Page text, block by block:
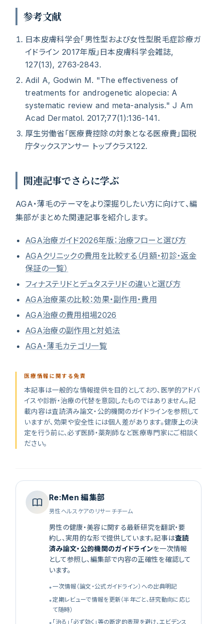
参考文献
日本皮膚科学会「男性型および女性型脱毛症診療ガ
イドライン 2017年版」日本皮膚科学会雑誌,
127(13), 2763-2843.
Adil A, Godwin M. "The effectiveness of
treatments for androgenetic alopecia: A
systematic review and meta-analysis." J Am
Acad Dermatol. 2017;77(1):136-141.
厚生労働省「医療費控除の対象となる医療費」国税
庁タックスアンサー トップクラス122.
関連記事でさらに学ぶ
AGA・薄毛のテーマをより深掘りしたい方に向けて、編
集部がまとめた関連記事を紹介します。
AGA治療ガイド2026年版：治療フローと選び方
AGAクリニックの費用を比較する（月額・初診・返金
保証の一覧）
フィナステリドとデュタステリドの違いと選び方
AGA治療薬の比較：効果・副作用・費用
AGA治療の費用相場2026
AGA治療の副作用と対処法
AGA・薄毛カテゴリ一覧
医療情報に関する免責
本記事は一般的な情報提供を目的としており、医学的アドバ
イスや診断・治療の代替を意図したものではありません。記
載内容は査読済み論文・公的機関のガイドラインを参照して
いますが、効果や安全性には個人差があります。健康上の決
定を行う前に、必ず医師・薬剤師など医療専門家にご相談く
ださい。
Re:Men 編集部
男性ヘルスケアのリサーチチーム
男性の健康・美容に関する最新研究を翻訳・要
約し、実用的な形で提供しています。記事は査読
済み論文・公的機関のガイドラインを一次情報
として参照し、編集部で内容の正確性を確認して
います。
• 一次情報（論文・公式ガイドライン）への出典明記
•定期レビューで情報を更新（半年ごと、研究動向に応じ
て随時）
「治る」「必ず効く」等の断定的表現を避け、エビデンス